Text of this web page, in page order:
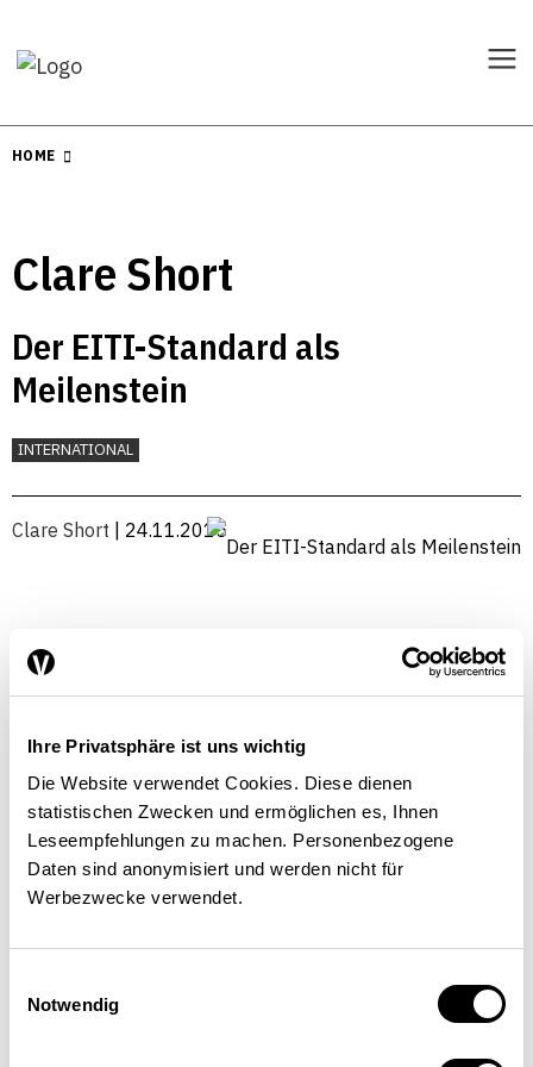
Ihre Privatsphäre ist uns wichtig
Die Website verwendet Cookies. Diese dienen
statistischen Zwecken und ermöglichen es, Ihnen
Leseempfehlungen zu machen. Personenbezogene
Daten sind anonymisiert und werden nicht für
Werbezwecke verwendet.
Notwendig
HOME
Clare Short
Der EITI-Standard als
Meilenstein
INTERNATIONAL
Clare Short | 24.11.2015